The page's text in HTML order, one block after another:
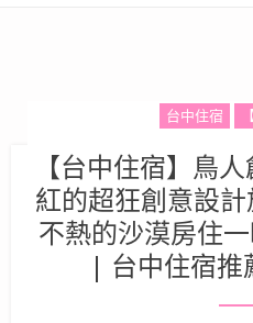
台中住宿
【台中住宿】鳥
紅的超狂創意設
不熱的沙漠房住
| 台中住宿